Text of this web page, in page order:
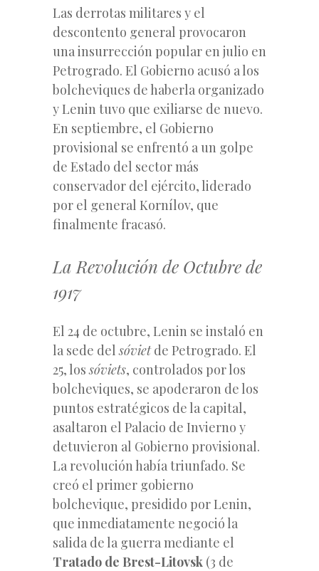
Las derrotas militares y el
descontento general provocaron
una insurrección popular en julio en
Petrogrado. El Gobierno acusó a los
bolcheviques de haberla organizado
y Lenin tuvo que exiliarse de nuevo.
En septiembre, el Gobierno
provisional se enfrentó a un golpe
de Estado del sector más
conservador del ejército, liderado
por el general Kornílov, que
finalmente fracasó.
La Revolución de Octubre de
1917
El 24 de octubre, Lenin se instaló en
la sede delsóvietde Petrogrado. El
25, lossóviets, controlados por los
bolcheviques, se apoderaron de los
puntos estratégicos de la capital,
asaltaron el Palacio de Invierno y
detuvieron al Gobierno provisional.
La revolución había triunfado. Se
creó el primer gobierno
bolchevique, presidido por Lenin,
que inmediatamente negoció la
salida de la guerra mediante el
Tratado de Brest-Litovsk (3 de